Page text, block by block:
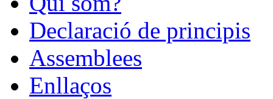
Declaració de principis
Assemblees
Enllaços